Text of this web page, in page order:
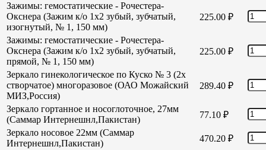
Зажимы: гемостатические - Рочестера-
Окснера (Зажим к/о 1х2 зубый, зубчатый,
изогнутый, № 1, 150 мм)
225.00 ₽
Зажимы: гемостатические - Рочестера-
Окснера (Зажим к/о 1х2 зубый, зубчатый,
прямой, № 1, 150 мм)
225.00 ₽
Зеркало гинекологическое по Куско № 3 (2х
створчатое) многоразовое (ОАО Можайский
МИЗ,Россия)
289.40 ₽
Зеркало гортанное и носоглоточное, 27мм
(Саммар Интернешнл,Пакистан)
77.10 ₽
Зеркало носовое 22мм (Саммар
Интернешнл,Пакистан)
470.20 ₽